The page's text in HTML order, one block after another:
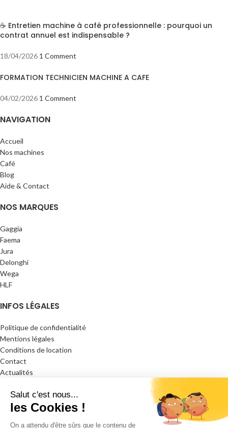
☕ Entretien machine à café professionnelle : pourquoi un
contrat annuel est indispensable ?
18/04/2026 1 Comment
FORMATION TECHNICIEN MACHINE A CAFE
04/02/2026 1 Comment
NAVIGATION
Accueil
Nos machines
Café
Blog
Aide & Contact
NOS MARQUES
Gaggia
Faema
Jura
Delonghi
Wega
HLF
INFOS LÉGALES
Politique de confidentialité
Mentions légales
Conditions de location
Contact
Actualités
GC Lab